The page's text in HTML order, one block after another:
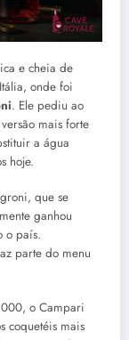
e cheia de
onde foi
. Ele pediu ao
mais forte
a água
hoje.
que se
ganhou
o país.
parte do menu
o Campari
coquetéis mais